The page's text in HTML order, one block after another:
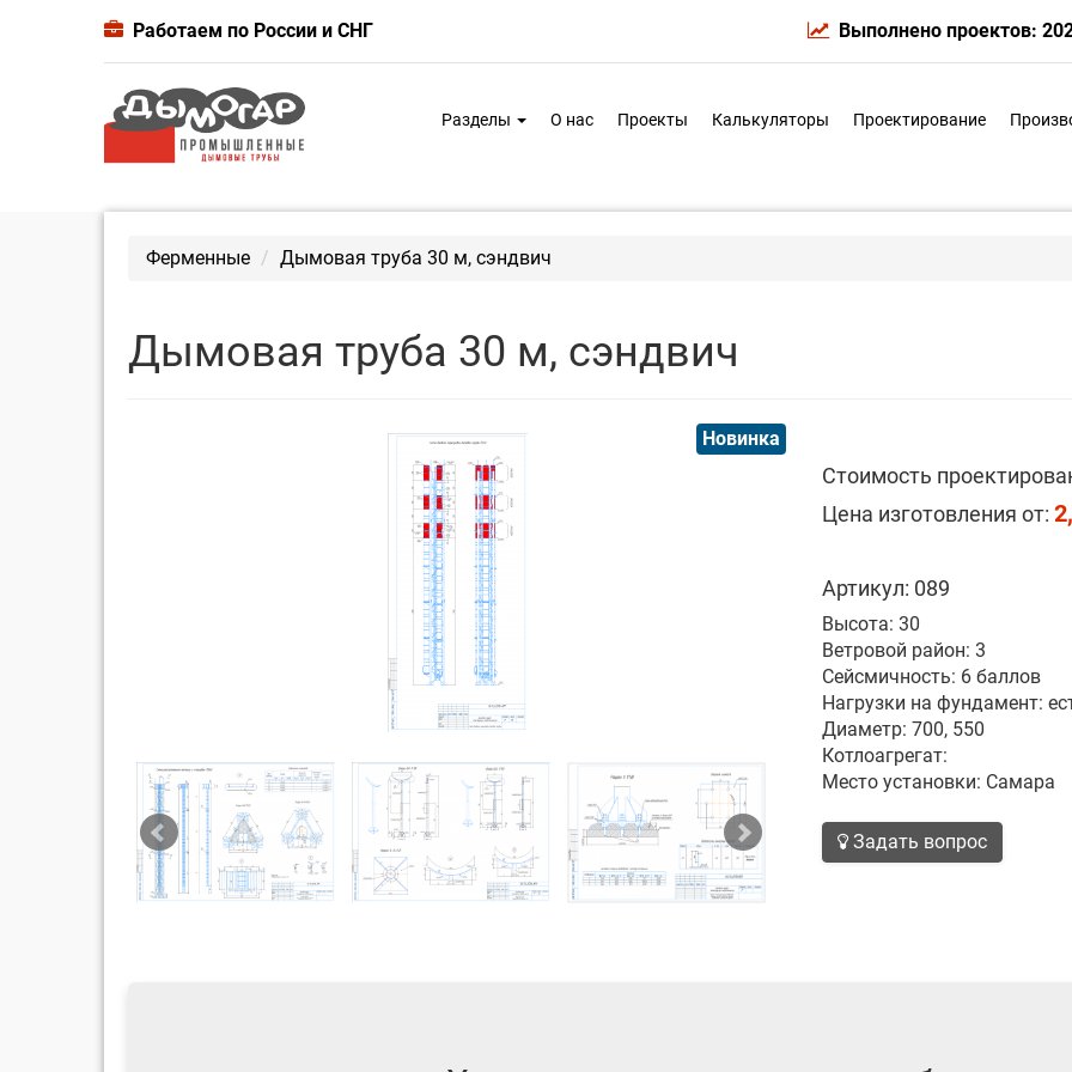
Работаем по России и СНГ Выполнено проектов:
Разделы О нас Проекты Калькуляторы Проектирование
Ферменные Дымовая труба 30 м, сэндвич
Дымовая труба 30 м, сэндвич
Новинка
Стоимость
Цена изготовления от:
Артикул: 089
Высота: 30
Ветровой район: 3
Сейсмичность: 6 баллов
Нагрузки на фундамент:
Диаметр: 700, 550
Котлоагрегат:
Место установки: Самара
Задать вопрос